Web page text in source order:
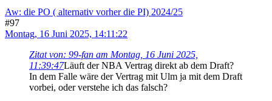
Aw: die PO ( alternativ vorher die PI) 2024/25
#97
Montag, 16 Juni 2025, 14:11:22
Zitat von: 99-fan am Montag, 16 Juni 2025,
11:39:47Läuft der NBA Vertrag direkt ab dem Draft?
In dem Falle wäre der Vertrag mit Ulm ja mit dem Draft
vorbei, oder verstehe ich das falsch?